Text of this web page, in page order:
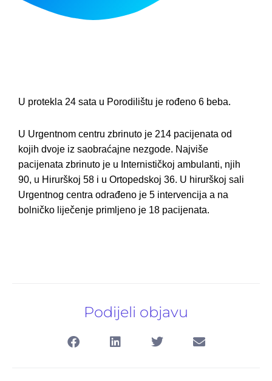
U protekla 24 sata u Porodilištu je rođeno 6 beba.
U Urgentnom centru zbrinuto je 214 pacijenata od
kojih dvoje iz saobraćajne nezgode. Najviše
pacijenata zbrinuto je u Internističkoj ambulanti, njih
90, u Hirurškoj 58 i u Ortopedskoj 36. U hirurškoj sali
Urgentnog centra odrađeno je 5 intervencija a na
bolničko liječenje primljeno je 18 pacijenata.
Podijeli objavu